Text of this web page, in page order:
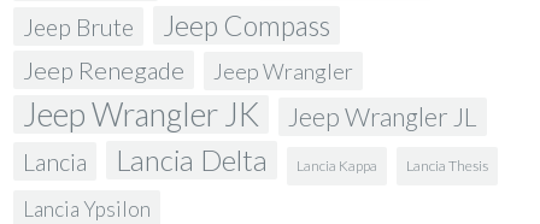
Jeep Brute Jeep Compass
Jeep Renegade Jeep Wrangler
Jeep Wrangler JK Jeep Wrangler JL
Lancia Lancia Delta Lancia Kappa Lancia Thesis
Lancia Ypsilon